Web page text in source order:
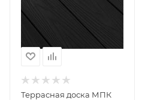
Террасная доска МПК